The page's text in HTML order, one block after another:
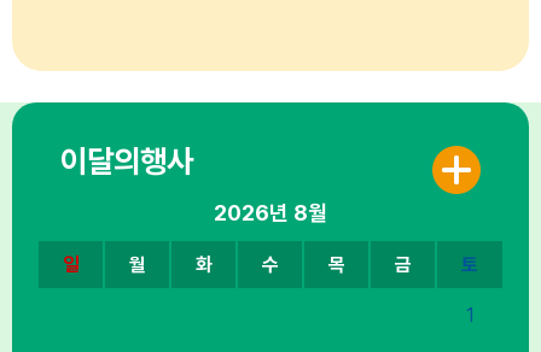
이달의행사
2026년 8월
일 월 화 수 목 금 토
1